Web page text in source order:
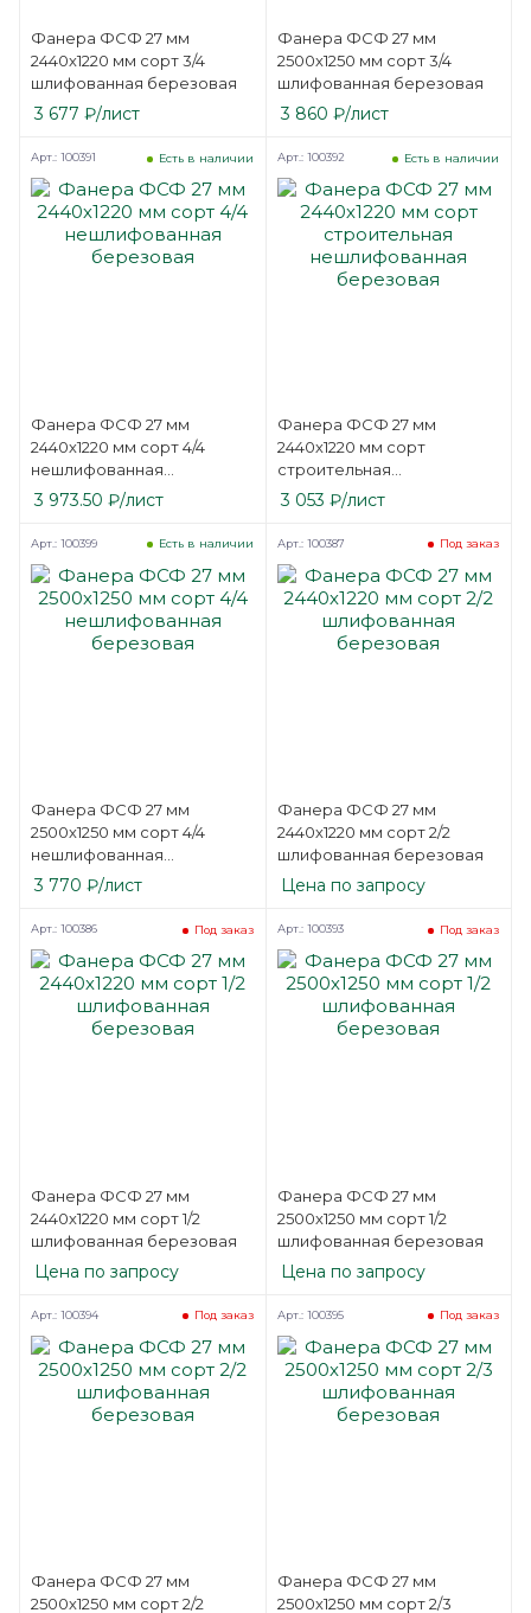
Фанера ФСФ 27 мм
2440х1220 мм сорт 3/4
шлифованная березовая
3 677 ₽/лист
Фанера ФСФ 27 мм
2500х1250 мм сорт 3/4
шлифованная березовая
3 860 ₽/лист
Фанера ФСФ 27 мм
2440х1220 мм сорт 4/4
нешлифованная
березовая
Есть в наличии
Арт.: 100391
3 973.50 ₽/лист
Фанера ФСФ 27 мм
2440х1220 мм сорт
строительная
нешлифованная
березовая
Есть в наличии
Арт.: 100392
3 053 ₽/лист
Фанера ФСФ 27 мм
2500х1250 мм сорт 4/4
нешлифованная
березовая
Есть в наличии
Арт.: 100399
3 770 ₽/лист
Фанера ФСФ 27 мм
2440х1220 мм сорт 2/2
шлифованная березовая
Под заказ
Арт.: 100387
Цена по запросу
Фанера ФСФ 27 мм
2440х1220 мм сорт 1/2
шлифованная березовая
Под заказ
Арт.: 100386
Цена по запросу
Фанера ФСФ 27 мм
2500х1250 мм сорт 1/2
шлифованная березовая
Под заказ
Арт.: 100393
Цена по запросу
Фанера ФСФ 27 мм
2500х1250 мм сорт 2/2
Под заказ
Арт.: 100394
Фанера ФСФ 27 мм
2500х1250 мм сорт 2/3
Под заказ
Арт.: 100395